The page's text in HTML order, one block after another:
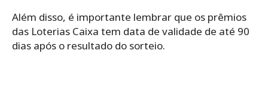
Além disso, é importante lembrar que os prêmios
das Loterias Caixa tem data de validade de até 90
dias após o resultado do sorteio.